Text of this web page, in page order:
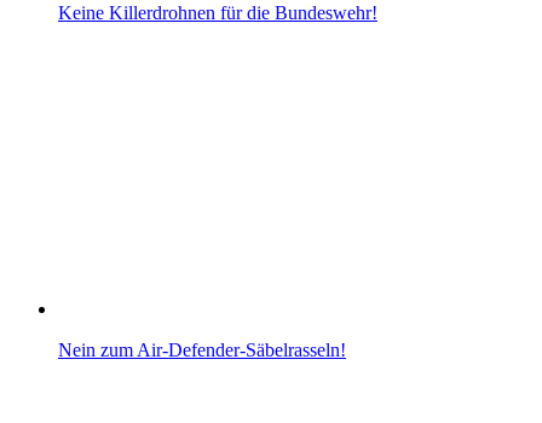
Keine Killerdrohnen für die Bundeswehr!
Nein zum Air-Defender-Säbelrasseln!